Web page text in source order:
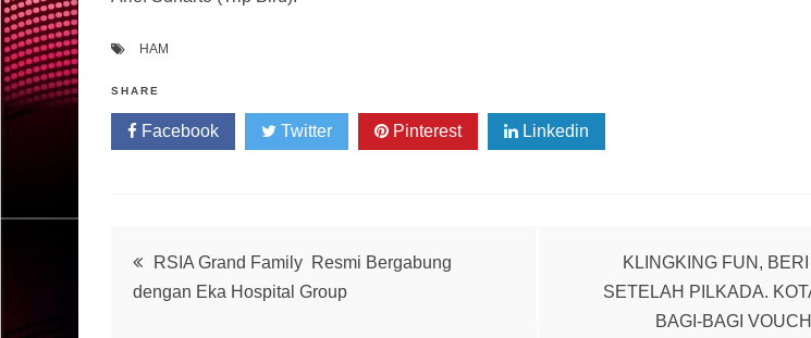
HAM
SHARE
Facebook Twitter Pinterest Linkedin
Post
navigation
RSIA Grand Family Resmi Bergabung
dengan Eka Hospital Group
KLINGKING FUN,
SETELAH PILKADA.
BAGI-BAGI